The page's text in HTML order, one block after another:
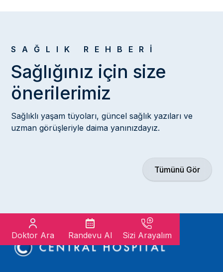
SAĞLIK REHBERİ
Sağlığınız için size
önerilerimiz
Sağlıklı yaşam tüyoları, güncel sağlık yazıları ve
uzman görüşleriyle daima yanınızdayız.
Tümünü Gör
Doktor Ara Randevu Al Sizi Arayalım